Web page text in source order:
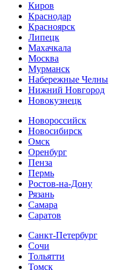
Киров
Краснодар
Красноярск
Липецк
Махачкала
Москва
Мурманск
Набережные Челны
Нижний Новгород
Новокузнецк
Новороссийск
Новосибирск
Омск
Оренбург
Пенза
Пермь
Ростов-на-Дону
Рязань
Самара
Cаратов
Санкт-Петербург
Сочи
Тольятти
Томск